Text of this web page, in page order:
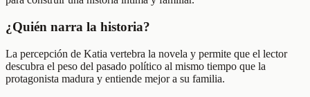
¿Quién narra la historia?
La percepción de Katia vertebra la novela y permite que el lector
descubra el peso del pasado político al mismo tiempo que la
protagonista madura y entiende mejor a su familia.